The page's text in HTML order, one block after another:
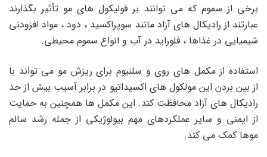
برخی از سموم که می توانند بر فولیکول های مو تأثیر بگذارند
عبارتند از رادیکال های آزاد مانند سوپراکسید ، دود ، مواد افزودنی
شیمیایی در غذاها ، فلوراید در آب و انواع سموم محیطی.
استفاده از مکمل های روی و سلنیوم برای ریزش مو می تواند با
از بین بردن این مولکول های اکسیداتیو در برابر آسیب بیش از حد
رادیکال های آزاد محافظت کند. این مکمل ها همچنین به حمایت
از ایمنی و سایر عملکردهای مهم بیولوژیکی از جمله رشد سالم
موها کمک می کند.